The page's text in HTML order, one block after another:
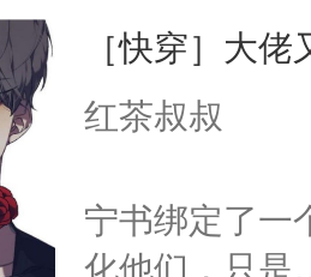
［快穿］大
红茶叔叔
宁书绑定了一
化他们，只是